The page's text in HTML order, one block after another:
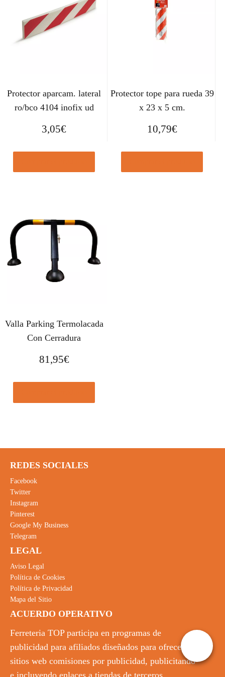
Protector aparcam. lateral
ro/bco 4104 inofix ud
3,05€
Protector tope para rueda 39
x 23 x 5 cm.
10,79€
Valla Parking Termolacada
Con Cerradura
81,95€
REDES SOCIALES
Facebook
Twitter
Instagram
Pinterest
Google My Business
Telegram
LEGAL
Aviso Legal
Política de Cookies
Política de Privacidad
Mapa del Sitio
ACUERDO OPERATIVO
Ferreteria TOP participa en programas de
publicidad para afiliados diseñados para ofrecer a
sitios web comisiones por publicidad, publicitando
e incluyendo enlaces a tiendas de terceros.